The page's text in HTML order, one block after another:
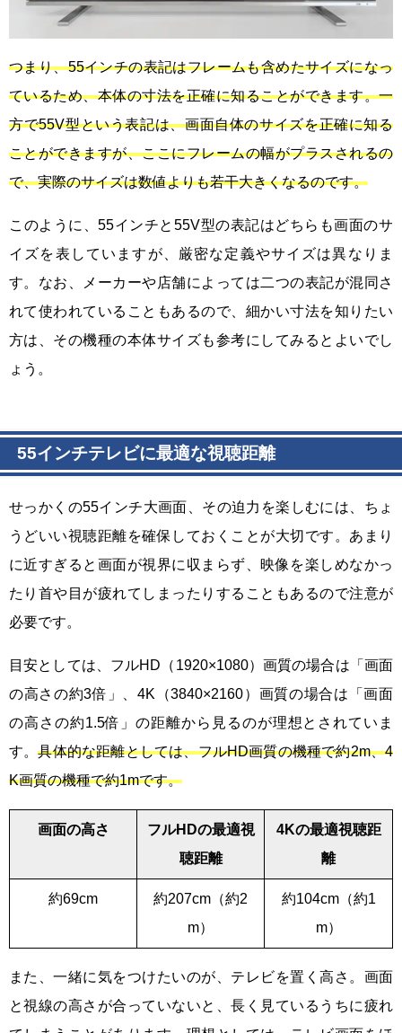
つまり、55インチの表記はフレームも含めたサイズになっ
ているため、本体の寸法を正確に知ることができます。一
方で55V型という表記は、画面自体のサイズを正確に知る
ことができますが、ここにフレームの幅がプラスされるの
で、実際のサイズは数値よりも若干大きくなるのです。
このように、55インチと55V型の表記はどちらも画面のサ
イズを表していますが、厳密な定義やサイズは異なりま
す。なお、メーカーや店舗によっては二つの表記が混同さ
れて使われていることもあるので、細かい寸法を知りたい
方は、その機種の本体サイズも参考にしてみるとよいでし
ょう。
55インチテレビに最適な視聴距離
せっかくの55インチ大画面、その迫力を楽しむには、ちょ
うどいい視聴距離を確保しておくことが大切です。あまり
に近すぎると画面が視界に収まらず、映像を楽しめなかっ
たり首や目が疲れてしまったりすることもあるので注意が
必要です。
目安としては、フルHD（1920×1080）画質の場合は「画面
の高さの約3倍」、4K（3840×2160）画質の場合は「画面
の高さの約1.5倍」の距離から見るのが理想とされていま
す。具体的な距離としては、フルHD画質の機種で約2m、4
K画質の機種で約1mです。
画面の高さ
フルHDの最適視
聴距離
4Kの最適視聴距
離
約69cm
約207cm（約2
m）
約104cm（約1
m）
また、一緒に気をつけたいのが、テレビを置く高さ。画面
と視線の高さが合っていないと、長く見ているうちに疲れ